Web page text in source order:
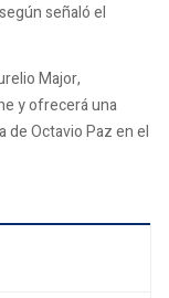
señaló el
Major,
y ofrecerá una
de Octavio Paz en el